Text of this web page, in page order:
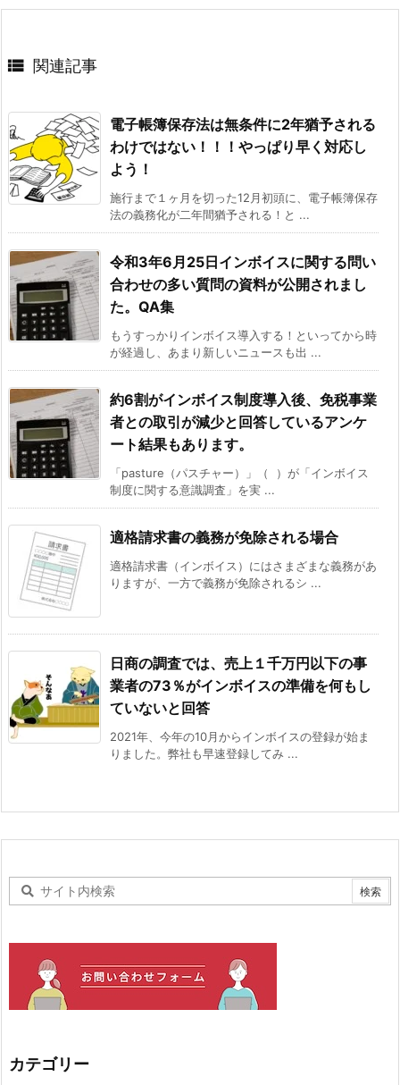
 関連記事
電子帳簿保存法は無条件に2年猶予される
わけではない！！！やっぱり早く対応し
よう！
施行まで１ヶ月を切った12月初頭に、電子帳簿保存
法の義務化が二年間猶予される！と ...
令和3年6月25日インボイスに関する問い
合わせの多い質問の資料が公開されまし
た。QA集
もうすっかりインボイス導入する！といってから時
が経過し、あまり新しいニュースも出 ...
約6割がインボイス制度導入後、免税事業
者との取引が減少と回答しているアンケ
ート結果もあります。
「pasture（パスチャー）」（ ）が「インボイス
制度に関する意識調査」を実 ...
適格請求書の義務が免除される場合
適格請求書（インボイス）にはさまざまな義務があ
りますが、一方で義務が免除されるシ ...
日商の調査では、売上１千万円以下の事
業者の73％がインボイスの準備を何もし
ていないと回答
2021年、今年の10月からインボイスの登録が始ま
りました。弊社も早速登録してみ ...
カテゴリー